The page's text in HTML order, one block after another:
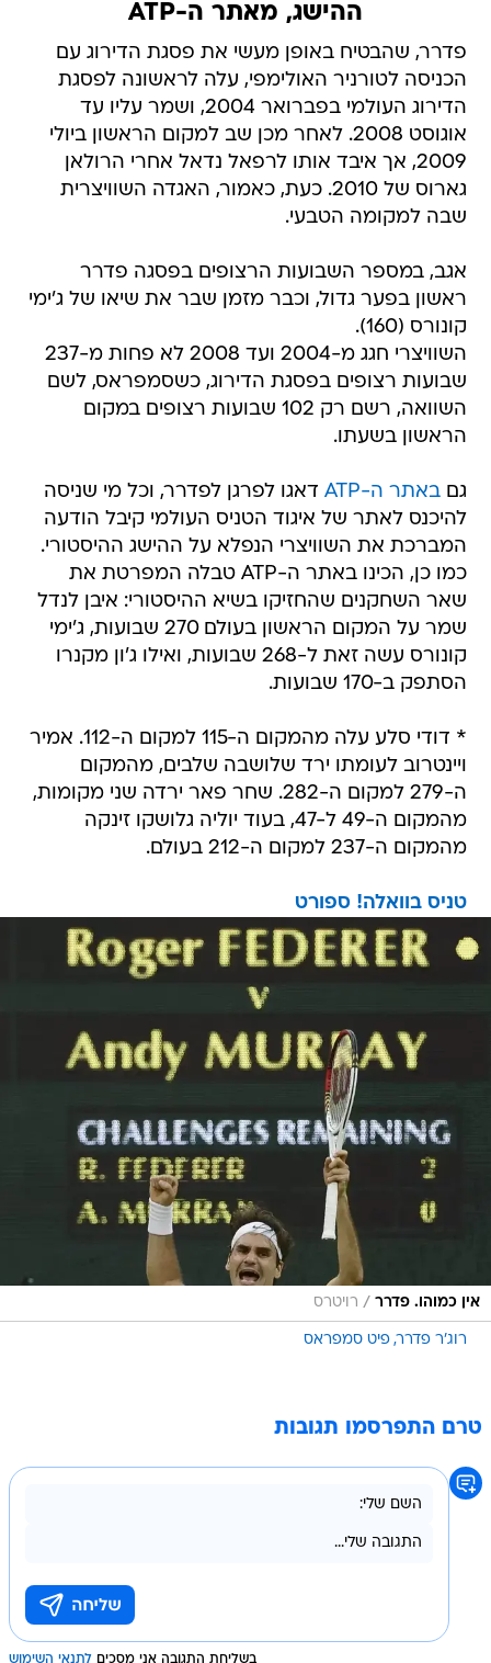
ההישג, מאתר ה-ATP
פדרר, שהבטיח באופן מעשי את פסגת הדירוג עם
הכניסה לטורניר האולימפי, עלה לראשונה לפסגת
הדירוג העולמי בפברואר 2004, ושמר עליו עד
אוגוסט 2008. לאחר מכן שב למקום הראשון ביולי
2009, אך איבד אותו לרפאל נדאל אחרי הרולאן
גארוס של 2010. כעת, כאמור, האגדה השוויצרית
שבה למקומה הטבעי.
אגב, במספר השבועות הרצופים בפסגה פדרר
ראשון בפער גדול, וכבר מזמן שבר את שיאו של ג'ימי
קונורס (160).
השוויצרי חגג מ-2004 ועד 2008 לא פחות מ-237
שבועות רצופים בפסגת הדירוג, כשסמפראס, לשם
השוואה, רשם רק 102 שבועות רצופים במקום
הראשון בשעתו.
גםבאתר ה-ATP
דאגו לפרגן לפדרר, וכל מי שניסה
להיכנס לאתר של איגוד הטניס העולמי קיבל הודעה
המברכת את השוויצרי הנפלא על ההישג ההיסטורי.
כמו כן, הכינו באתר ה-ATP טבלה המפרטת את
שאר השחקנים שהחזיקו בשיא ההיסטורי: איבן לנדל
שמר על המקום הראשון בעולם 270 שבועות, ג'ימי
קונורס עשה זאת ל-268 שבועות, ואילו ג'ון מקנרו
הסתפק ב-170 שבועות.
* דודי סלע עלה מהמקום ה-115 למקום ה-112. אמיר
ויינטרוב לעומתו ירד שלושבה שלבים, מהמקום
ה-279 למקום ה-282. שחר פאר ירדה שני מקומות,
מהמקום ה-49 ל-47, בעוד יוליה גלושקו זינקה
מהמקום ה-237 למקום ה-212 בעולם.
טניס בוואלה! ספורט
אין כמוהו. פדרר / רויטרס
רוג'ר פדרר פיט סמפראס
טרם התפרסמו תגובות
בשליחת התגובה אני מסכים לתנאי השימוש